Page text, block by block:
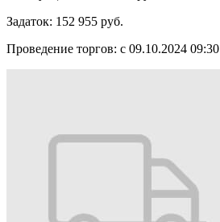
Задаток: 152 955 руб.
Проведение торгов: с 09.10.2024 09:30